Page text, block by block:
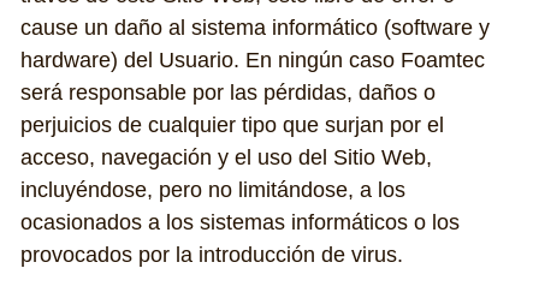
cause un daño al sistema informático (software y
hardware) del Usuario. En ningún caso Foamtec
será responsable por las pérdidas, daños o
perjuicios de cualquier tipo que surjan por el
acceso, navegación y el uso del Sitio Web,
incluyéndose, pero no limitándose, a los
ocasionados a los sistemas informáticos o los
provocados por la introducción de virus.